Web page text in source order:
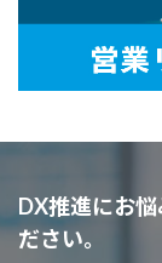
DX推進にお
ださい。